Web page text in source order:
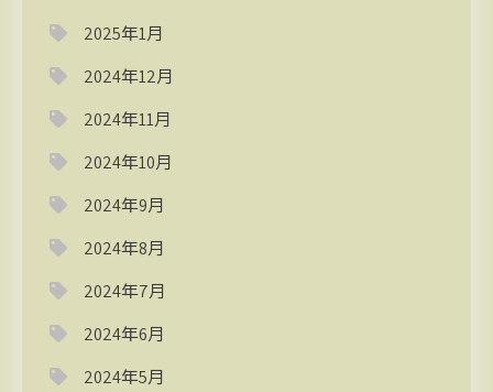
2025年1月
2024年12月
2024年11月
2024年10月
2024年9月
2024年8月
2024年7月
2024年6月
2024年5月